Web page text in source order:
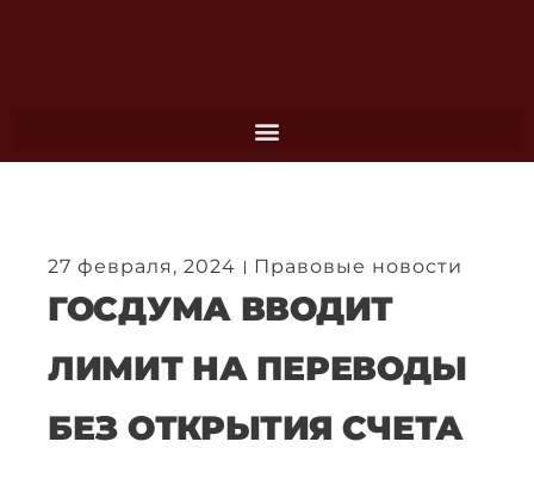
27 февраля, 2024 Правовые новости
ГОСДУМА ВВОДИТ
ЛИМИТ НА ПЕРЕВОДЫ
БЕЗ ОТКРЫТИЯ СЧЕТА